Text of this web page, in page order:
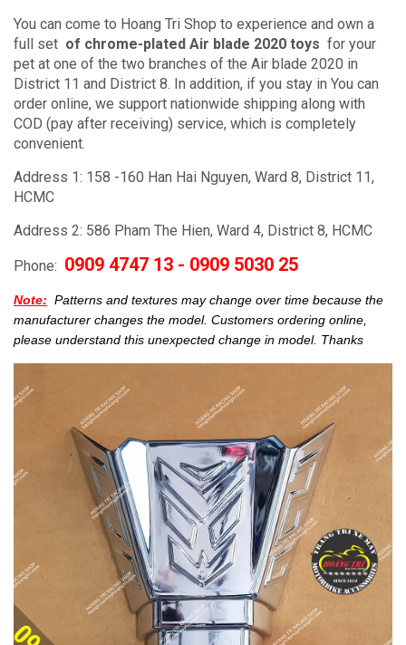
You can come to Hoang Tri Shop to experience and own a
full set of chrome-plated Air blade 2020 toys for your
pet at one of the two branches of the Air blade 2020 in
District 11 and District 8. In addition, if you stay in You can
order online, we support nationwide shipping along with
COD (pay after receiving) service, which is completely
convenient.
Address 1: 158 -160 Han Hai Nguyen, Ward 8, District 11,
HCMC
Address 2: 586 Pham The Hien, Ward 4, District 8, HCMC
Phone: 0909 4747 13 - 0909 5030 25
Note: Patterns and textures may change over time because the
manufacturer changes the model. Customers ordering online,
please understand this unexpected change in model. Thanks